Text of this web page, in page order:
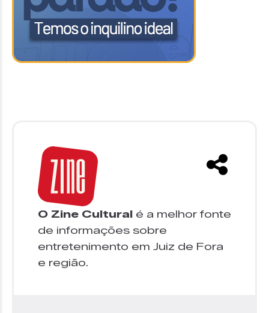
O Zine Cultural é a melhor fonte
de informações sobre
entretenimento em Juiz de Fora
e região.